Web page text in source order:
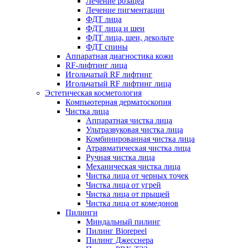
Лечение пигментации
ФДТ лица
ФДТ лица и шеи
ФДТ лица, шеи, декольте
ФДТ спины
Аппаратная диагностика кожи
RF-лифтинг лица
Игольчатый RF лифтинг
Игольчатый RF лифтинг лица
Эстетическая косметология
Компьютерная дерматоскопия
Чистка лица
Аппаратная чистка лица
Ультразвуковая чистка лица
Комбинированная чистка лица
Атравматическая чистка лица
Ручная чистка лица
Механическая чистка лица
Чистка лица от черных точек
Чистка лица от угрей
Чистка лица от прыщей
Чистка лица от комедонов
Пилинги
Миндальный пилинг
Пилинг Biorepeel
Пилинг Джесснера